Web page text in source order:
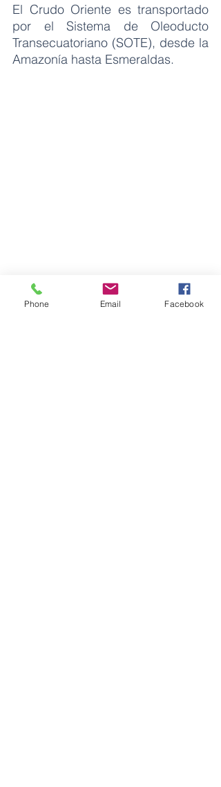
El Crudo Oriente es transportado
por el Sistema de Oleoducto
Transecuatoriano (SOTE), desde la
Amazonía hasta Esmeraldas.
Phone Email Facebook